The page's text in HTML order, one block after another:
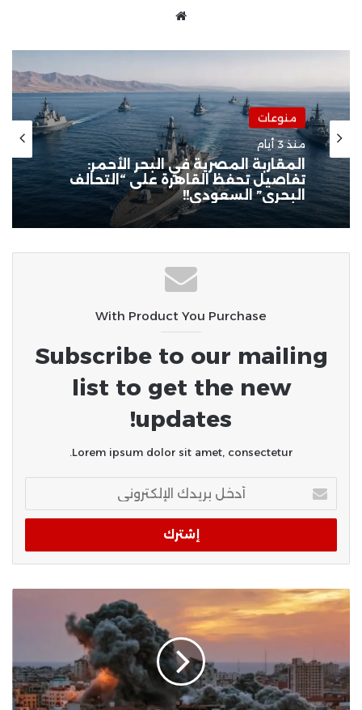
أخبار
منذ 4 أيام
المعهد القومي يوضح تفاصيل زلزال
المتوسط: القوة الأولية 5.5 ريختر ولا
خسائر بالقاهرة
With Product You Purchase
Subscribe to our mailing
list to get the new
updates!
Lorem ipsum dolor sit amet, consectetur.
بريدك
الإلكتروني